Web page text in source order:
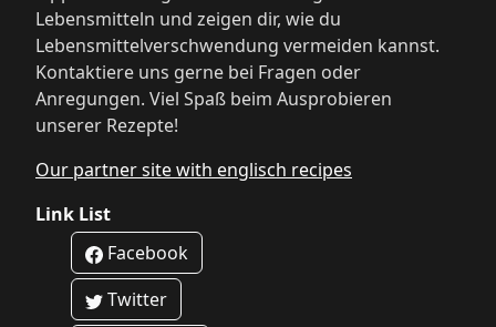
Lebensmitteln und zeigen dir, wie du
Lebensmittelverschwendung vermeiden kannst.
Kontaktiere uns gerne bei Fragen oder
Anregungen. Viel Spaß beim Ausprobieren
unserer Rezepte!
Our partner site with englisch recipes
Link List
Facebook
Twitter